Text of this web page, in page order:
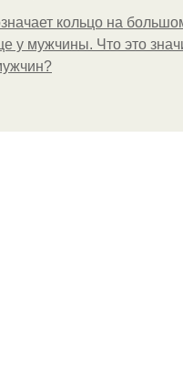
кольцо на
у мужчины. Что это